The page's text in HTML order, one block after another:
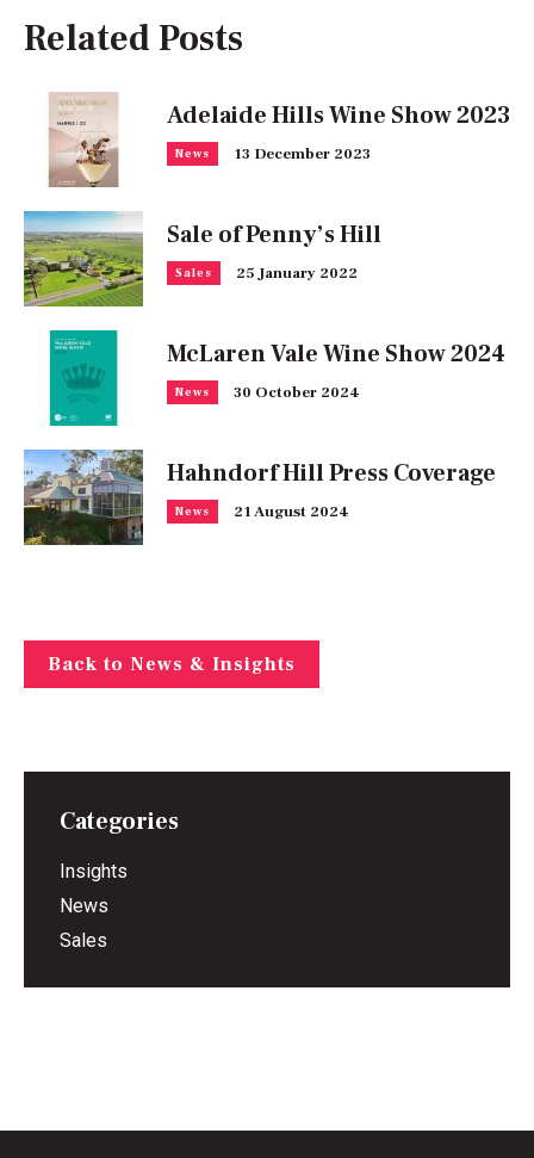
Related Posts
Adelaide Hills Wine Show 2023
News 13 December 2023
Sale of Penny’s Hill
Sales 25 January 2022
McLaren Vale Wine Show 2024
News 30 October 2024
Hahndorf Hill Press Coverage
News 21 August 2024
Back to News & Insights
Categories
Insights
News
Sales